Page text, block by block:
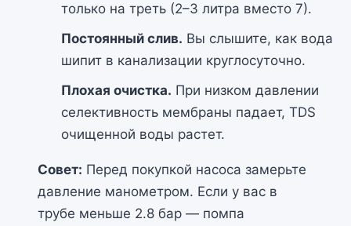
только на треть (2–3 литра вместо 7).
Постоянный слив. Вы слышите, как вода
шипит в канализации круглосуточно.
Плохая очистка. При низком давлении
селективность мембраны падает, TDS
очищенной воды растет.
Совет: Перед покупкой насоса замерьте
давление манометром. Если у вас в
трубе меньше 2.8 бар — помпа